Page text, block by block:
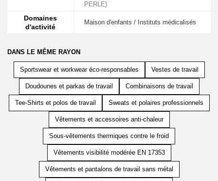
PERLE)
Domaines
d'activité
Maison d'enfants / Instituts médicalisés
DANS LE MÊME RAYON
Sportswear et workwear éco-responsables Vestes de travail
Doudounes et parkas de travail Combinaisons de travail
Tee-Shirts et polos de travail Sweats et polaires professionnels
Vêtements et accessoires anti-chaleur
Sous-vêtements thermiques contre le froid
Vêtements visibilité modérée EN 17353
Vêtements et pantalons de travail sans métal